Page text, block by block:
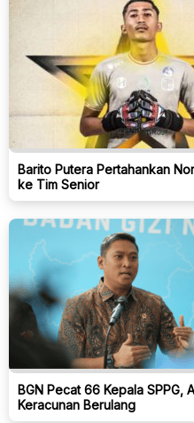
Barito Putera Pertahankan
ke Tim Senior
BGN Pecat 66 Kepala SPPG,
Keracunan Berulang